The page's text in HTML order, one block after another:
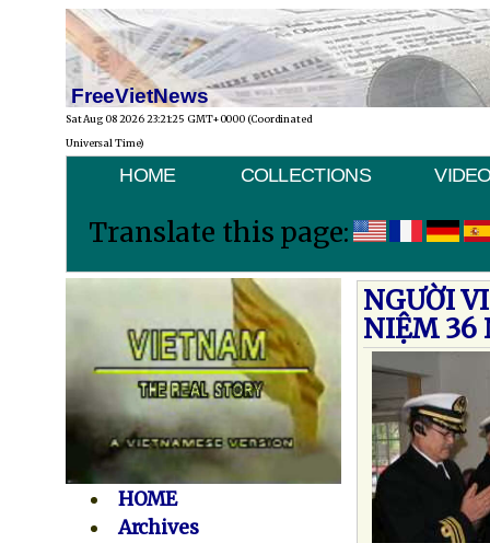
FreeVietNews
Sat Aug 08 2026 23:21:25 GMT+0000 (Coordinated
Universal Time)
HOME COLLECTIONS
Translate this page:
HOME
Archives
NGƯỜI
NIỆM 36